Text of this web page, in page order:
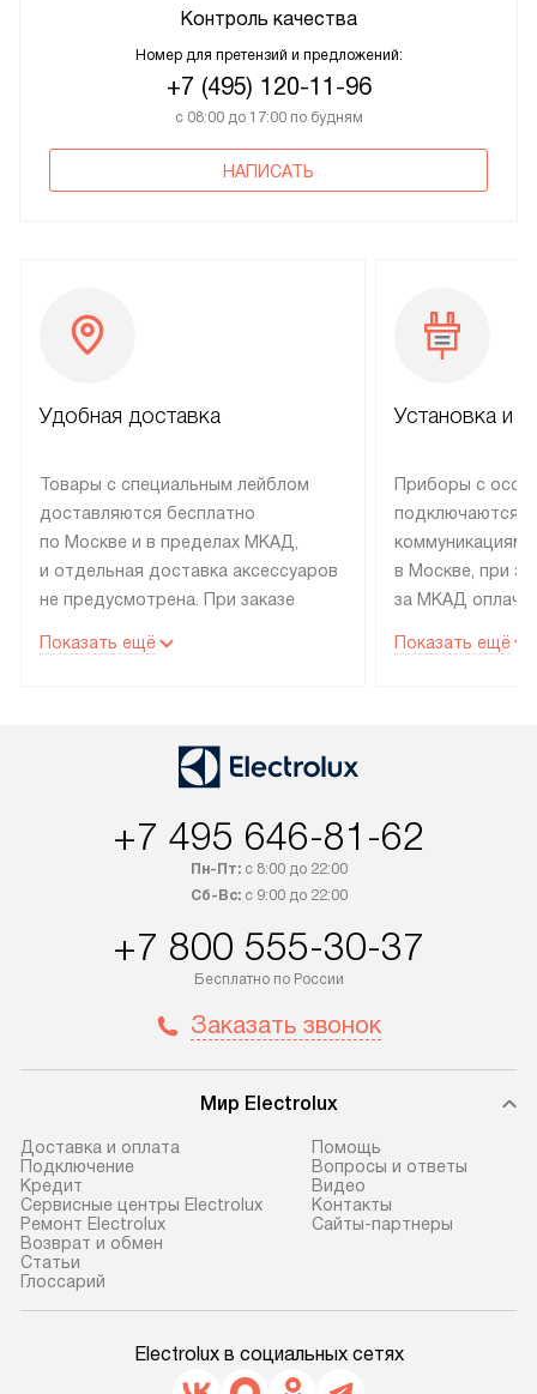
Контроль качества
Номер для претензий и предложений:
+7 (495) 120-11-96
с 08:00 до 17:00 по будням
НАПИСАТЬ
Удобная доставка
Товары с специальным лейблом
доставляются бесплатно
по Москве и в пределах МКАД,
и отдельная доставка аксессуаров
не предусмотрена. При заказе
рекомендуем обсудить
со статусом «В наличии» могут
быть отправлены покупателю
интересен товар «Под заказ»,
приобретения с менеджером сайта.
доставляются бесплатно
по Москве в пределах МКАД,
не предусмотрена. После 100%
до представительства
транспортной компании в г. Москва.
Пожалуйста, уточняйте условия
доставки у менеджера при
оформлении заказа.
В оговоренный день служба
доставки доставит упакованный
Если необходимо переместить
Показать ещё
Установка и
Приборы с
подключаются к
коммуникациям
в Москве, при
за МКАД
партнера
по монтажу
материалы.
предполагают,
установленной
Показать ещё
+7 495 646-81-62
Пн-Пт:с 8:00 до 22:00
Сб-Вс:с 9:00 до 22:00
+7 800 555-30-37
Бесплатно по России
Заказать звонок
Мир Electrolux
Доставка и оплата
Подключение
Кредит
Сервисные центры Electrolux
Ремонт Electrolux
Возврат и обмен
Cтатьи
Глоссарий
Помощь
Вопросы и ответы
Видео
Контакты
Сайты-партнеры
Electrolux в социальных сетях